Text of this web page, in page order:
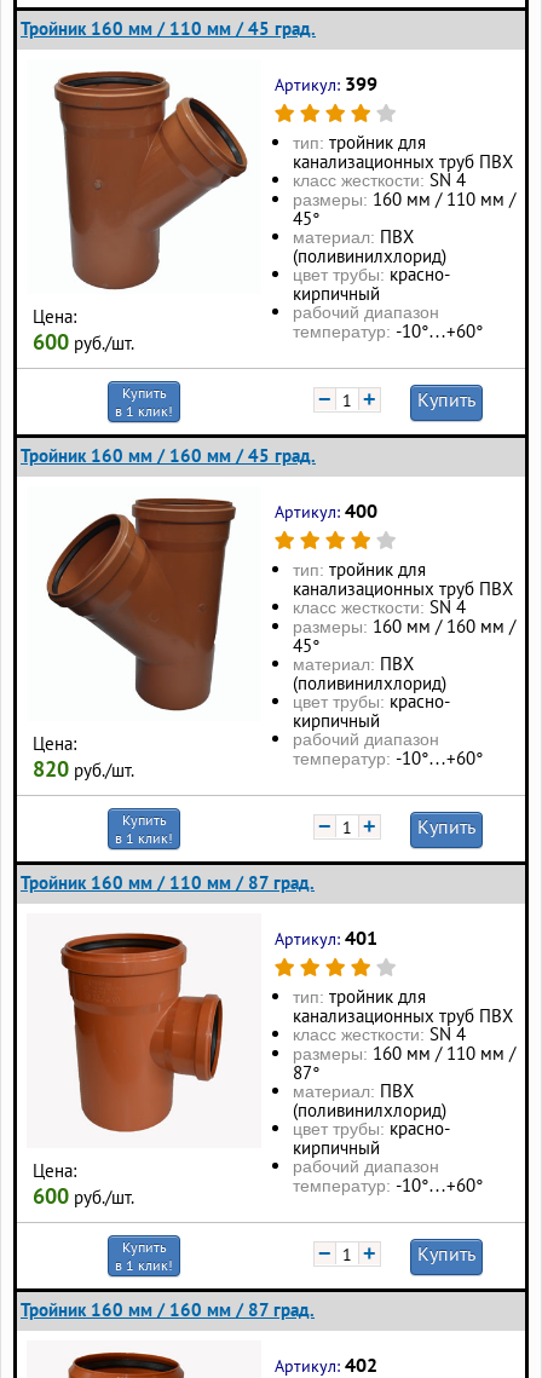
Тройник 160 мм / 110 мм / 45 град.
Цена:
600 руб./шт.
Артикул: 399
тип: тройник для
канализационных труб ПВХ
класс жесткости: SN 4
размеры: 160 мм / 110 мм /
45°
материал: ПВХ
(поливинилхлорид)
цвет трубы: красно-
кирпичный
рабочий диапазон
температур: -10°…+60°
Купить
в 1 клик!
− + Купить
Тройник 160 мм / 160 мм / 45 град.
Цена:
820 руб./шт.
Артикул: 400
тип: тройник для
канализационных труб ПВХ
класс жесткости: SN 4
размеры: 160 мм / 160 мм /
45°
материал: ПВХ
(поливинилхлорид)
цвет трубы: красно-
кирпичный
рабочий диапазон
температур: -10°…+60°
Купить
в 1 клик!
− + Купить
Тройник 160 мм / 110 мм / 87 град.
Цена:
600 руб./шт.
Артикул: 401
тип: тройник для
канализационных труб ПВХ
класс жесткости: SN 4
размеры: 160 мм / 110 мм /
87°
материал: ПВХ
(поливинилхлорид)
цвет трубы: красно-
кирпичный
рабочий диапазон
температур: -10°…+60°
Купить
в 1 клик!
− + Купить
Тройник 160 мм / 160 мм / 87 град.
Артикул: 402